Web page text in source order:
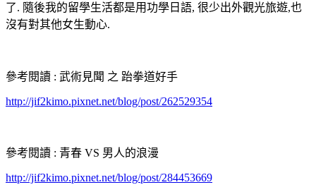
了. 隨後我的留學生活都是用功學日語, 很少出外觀光旅遊,也
沒有對其他女生動心.
參考閱讀 : 武術見聞 之 跆拳道好手
http://jif2kimo.pixnet.net/blog/post/262529354
參考閱讀 : 青春 VS 男人的浪漫
http://jif2kimo.pixnet.net/blog/post/284453669